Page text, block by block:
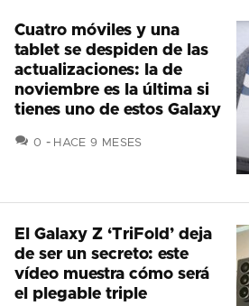
Cuatro móviles y una
tablet se despiden de las
actualizaciones: la de
noviembre es la última si
tienes uno de estos Galaxy
0 COMENTARIOS
HACE 9 MESES
El Galaxy Z ‘TriFold’ deja
de ser un secreto: este
vídeo muestra cómo será
el plegable triple